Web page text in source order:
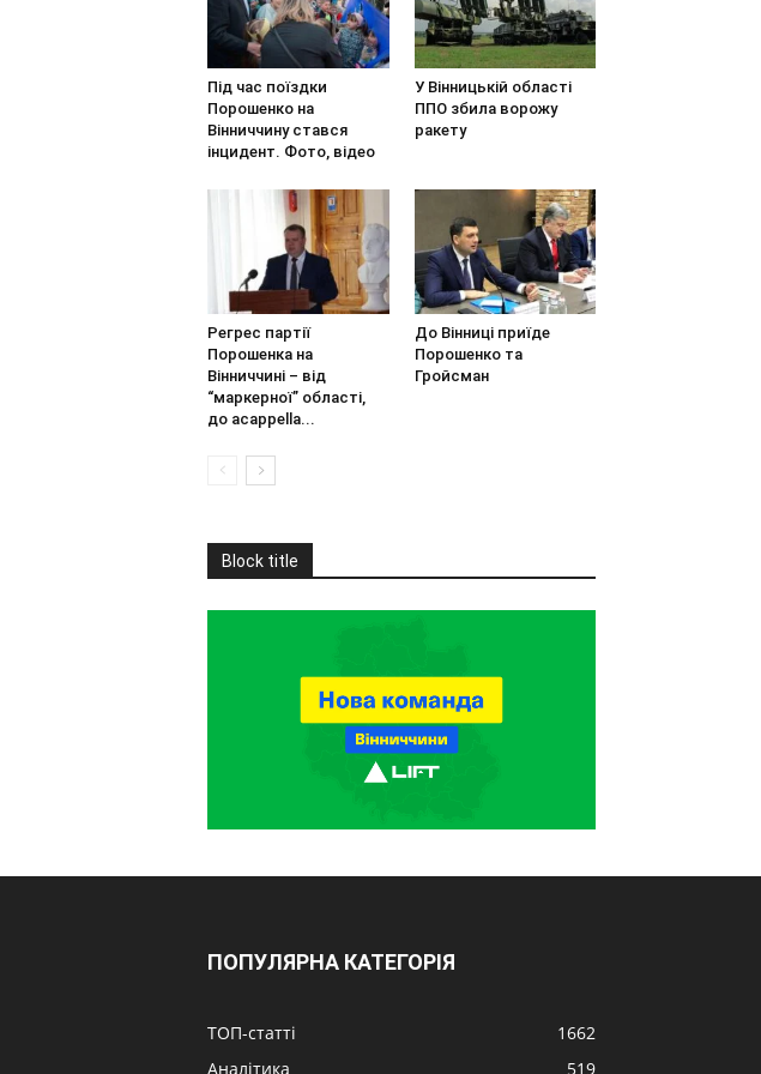
Під час поїздки
Порошенко на
Вінниччину стався
інцидент. Фото, відео
У Вінницькій області
ППО збила ворожу
ракету
Регрес партії
Порошенка на
Вінниччині – від
“маркерної” області,
до acappella...
До Вінниці приїде
Порошенко та
Гройсман
Block title
ПОПУЛЯРНА КАТЕГОРІЯ
ТОП-статті
1662
Аналітика
519